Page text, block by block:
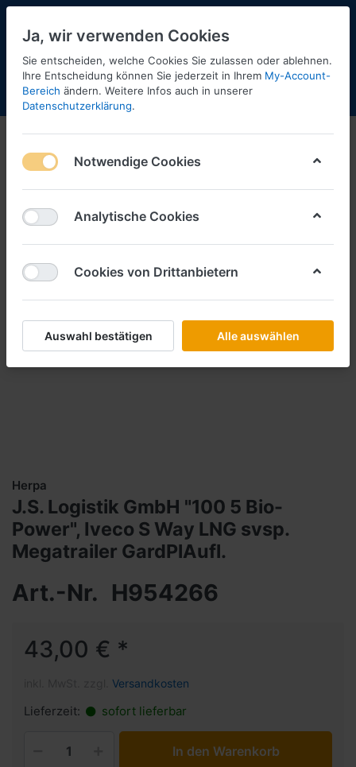
Menü Anmelden Shopaktualisierung
Herpa
J.S. Logistik GmbH "100 5 Bio-
Power", Iveco S Way LNG svsp.
Megatrailer GardPlAufl.
Art.-Nr. H954266
43,00 € *
Versandkosten
Lieferzeit: sofort lieferbar
In den Warenkorb
Ja, wir verwenden Cookies
Sie entscheiden, welche Cookies Sie zulassen oder ablehnen.
Ihre Entscheidung können Sie jederzeit in Ihrem My-Account-
Bereich ändern. Weitere Infos auch in unserer
Datenschutzerklärung.
Notwendige Cookies
Analytische Cookies
Cookies von Drittanbietern
Auswahl bestätigen Alle auswählen